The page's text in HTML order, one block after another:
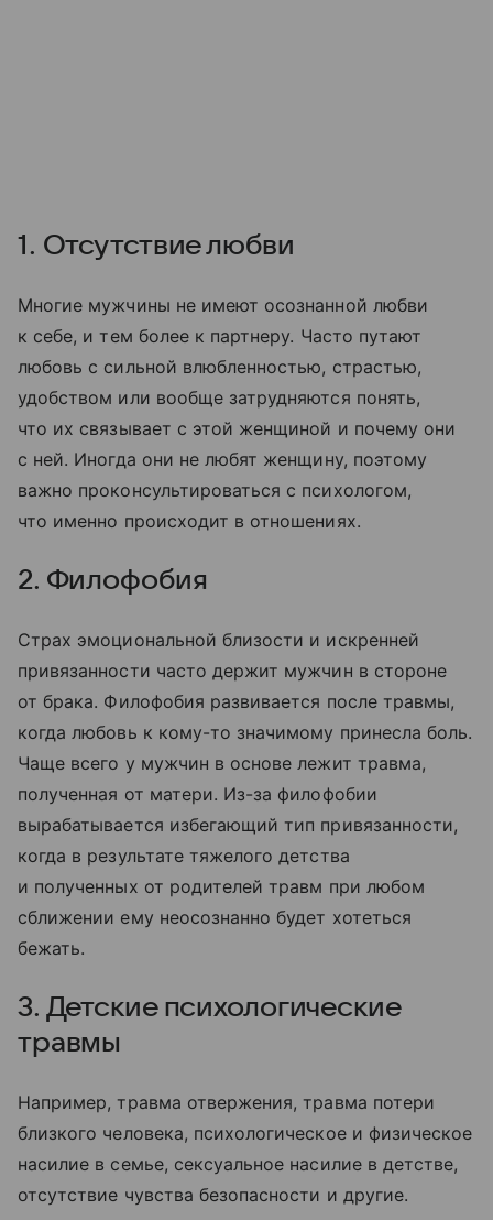
1. Отсутствие любви
Многие мужчины не имеют осознанной любви
к себе, и тем более к партнеру. Часто путают
любовь с сильной влюбленностью, страстью,
удобством или вообще затрудняются понять,
что их связывает с этой женщиной и почему они
с ней. Иногда они не любят женщину, поэтому
важно проконсультироваться с психологом,
что именно происходит в отношениях.
2. Филофобия
Страх эмоциональной близости и искренней
привязанности часто держит мужчин в стороне
от брака. Филофобия развивается после травмы,
когда любовь к кому-то значимому принесла боль.
Чаще всего у мужчин в основе лежит травма,
полученная от матери. Из-за филофобии
вырабатывается избегающий тип привязанности,
когда в результате тяжелого детства
и полученных от родителей травм при любом
сближении ему неосознанно будет хотеться
бежать.
3. Детские психологические
травмы
Например, травма отвержения, травма потери
близкого человека, психологическое и физическое
насилие в семье, сексуальное насилие в детстве,
отсутствие чувства безопасности и другие.